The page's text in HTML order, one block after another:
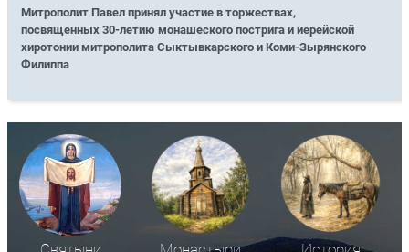
Митрополит Павел принял участие в торжествах,
посвященных 30-летию монашеского пострига и иерейской
хиротонии митрополита Сыктывкарского и Коми-Зырянского
Филиппа